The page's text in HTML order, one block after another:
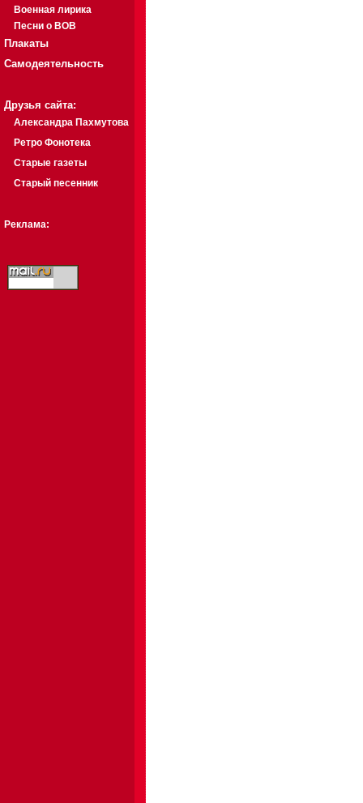
Военная лирика
Песни о ВОВ
Плакаты
Самодеятельность
Друзья сайта:
Александра Пахмутова
Ретро Фонотека
Старые газеты
Старый песенник
Реклама: